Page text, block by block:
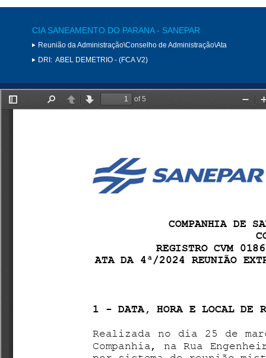
CIA SANEAMENTO DO PARANA - SANEPAR
Reunião da Administração\Conselho de Administração\Ata
DRI: ABEL DEMETRIO - (FCA V2)